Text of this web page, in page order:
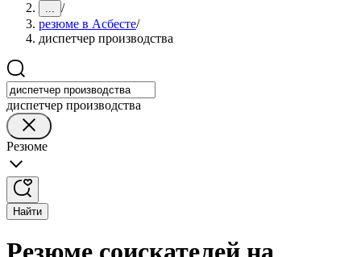
... /
резюме в Асбесте/
диспетчер производства
диспетчер производства
Резюме
Найти